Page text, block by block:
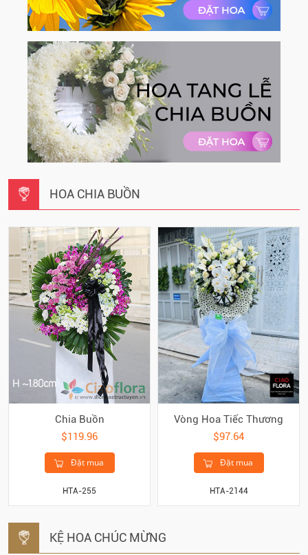
HOA CHIA BUỒN
Chia Buồn
$119.96
Đặt mua
HTA-255
Vòng Hoa Tiếc Thương
$97.64
Đặt mua
HTA-2144
KỆ HOA CHÚC MỪNG